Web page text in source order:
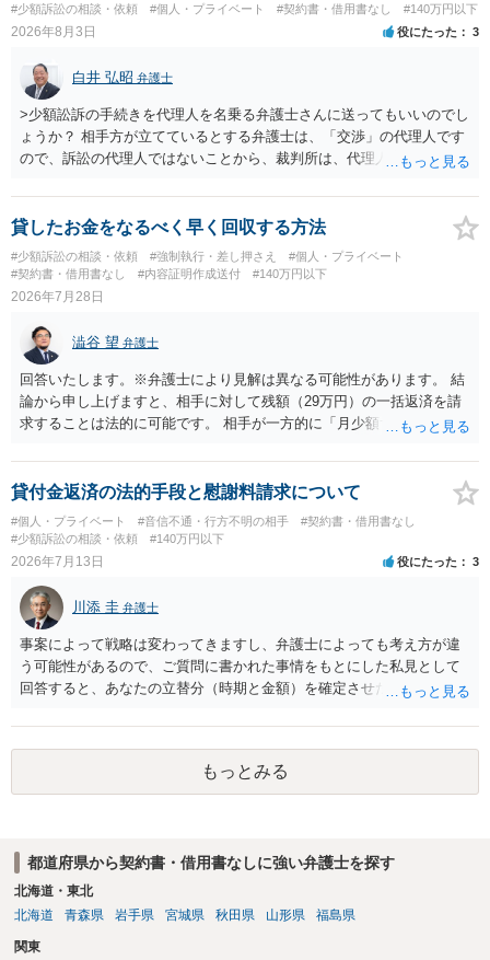
いても併せて請求する予定ですので、あらかじめ申し添えます。 本件
は、貴殿自らが契約を解約したことによって生じた返還義務の履行を
求めるものにすぎません。貴殿の仕入先との取引関係や返金時期など
の内部事情は、私に対する返還義務の発生や履行時期には何ら影響を
及ぼすものではありません。 これ以上、本件の解決を不必要に遅延さ
せることなく、誠意をもって速やかに返金手続を履行されるよう、強
く求めます。 以上
#少額訴訟の相談・依頼 #個人・プライベート #契約書・借用書なし #140万円以下
2026年8月3日 役にたった 3
白井 弘昭 弁護士
>少額訟訴の手続きを代理人を名乗る弁護士さんに送ってもいいのでし
ょうか？ 相手方が立てているとする弁護士は、「交渉」の代理人です
ので、訴訟の代理人ではないことから、裁判所は、代理人宛ての訴状
ている場合は、相手方（被告）の住所で訴状を作成提出し、裁判所に
代理人が就いていたことを知らせると（訴状の記載内容から明らかな
場合も）、裁判所が当該代理人弁護士に事前連絡し、引き続き訴訟も
受任するかを聞いたうえで、受任の意志が明らかになったところで、
直接被告に送達するのではなく、代理人に訴状の受領を促すこともあ
かではありません。もちろん弁護士（２０万円の請求で代理人弁護士
に委任するかも疑わしいのですが）も住所は明らかにしないでしょ
う。 何か本人を示す事実（振込先などの情報）から、相手の住所等の
情報を割り出していくしかないように思えます。 以上、ご参考まで。
貸したお金をなるべく早く回収する方法
#少額訴訟の相談・依頼 #強制執行・差し押さえ
#個人・プライベート
#契約書・借用書なし
#内容証明作成送付 #140万円以下
2026年7月28日
澁谷 望 弁護士
回答いたします。※弁護士により見解は異なる可能性があります。 結
論から申し上げますと、相手に対して残額（29万円）の一括返済を請
求することは法的に可能です。 相手が一方的に「月少額ずつ返す」と
は成立していません。当初の返済期日も過ぎているため、一括返済を
求める権利があります。 具体的には、以下の手順で進めるのが効果的
です。 分割拒否と一括請求の通知：PayPayのメッセージ等で「分割
払いには同意していないため、残額の一括払いを求める」旨を明確に
伝えます。 相手の本名・住所の確認：応じない場合に法的手段（少額
まず本名や住所の特定を進めてください。 相手が購入した高額商品
（Switch2等）の事実も踏まえ、応じない場合は法的措置を辞さない姿
勢で交渉に臨むのが現実的かと思います。
貸付金返済の法的手段と慰謝料請求について
#個人・プライベート #音信不通・行方不明の相手
#契約書・借用書なし
#少額訴訟の相談・依頼
#140万円以下
2026年7月13日 役にたった 3
川添 圭 弁護士
事案によって戦略は変わってきますし、弁護士によっても考え方が違
う可能性があるので、ご質問に書かれた事情をもとにした私見として
回答すると、あなたの立替分（時期と金額）を確定させた上で、淡々
と、もし異議申立てがなされる可能性が高そうであれば時間の浪費
（通常訴訟へ移行する日数分空転する）になりますし、支払督促及び
その異議後の通常訴訟は相手方の住所地が管轄裁判所になるため（特
に相手方が遠方である場合は）対応が面倒な場合があるからです。相
ダメージが大きく」という理由では、慰謝料請求は通常は認められま
せん。
もっとみる
都道府県から契約書・借用書なしに強い弁護士を探す
北海道・東北
北海道
青森県 岩手県 宮城県 秋田県 山形県 福島県
関東